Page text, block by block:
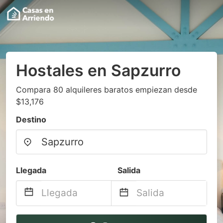
Hostales en Sapzurro
Compara 80 alquileres baratos empiezan desde
$13,176
Destino
Llegada Salida
Navigate
Navigate